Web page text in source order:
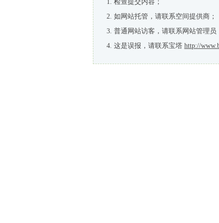
检查提交内容；
如网站托管，请联系空间提供商；
普通网站访客，请联系网站管理员
这是误报，请联系宝塔 http://